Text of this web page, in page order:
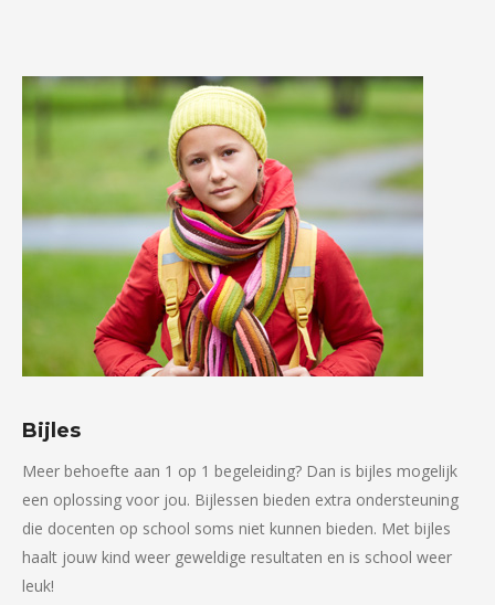
Bijles
Meer behoefte aan 1 op 1 begeleiding? Dan is bijles mogelijk
een oplossing voor jou. Bijlessen bieden extra ondersteuning
die docenten op school soms niet kunnen bieden. Met bijles
haalt jouw kind weer geweldige resultaten en is school weer
leuk!